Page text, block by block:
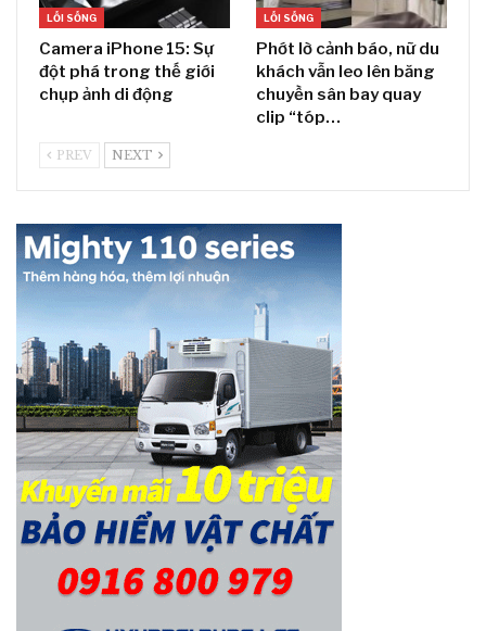
LỐI SỐNG
Camera iPhone 15: Sự
đột phá trong thế giới
chụp ảnh di động
LỐI SỐNG
Phớt lờ cảnh báo, nữ du
khách vẫn leo lên băng
chuyền sân bay quay
clip “tóp…
PREV NEXT